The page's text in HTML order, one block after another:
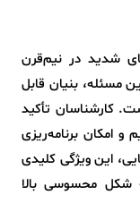
شدید در نیم‌قرن
مسئله، بنیان قابل
کارشناسان تأکید
و امکان برنامه‌ریزی
این ویژگی کلیدی
شکل محسوسی بالا